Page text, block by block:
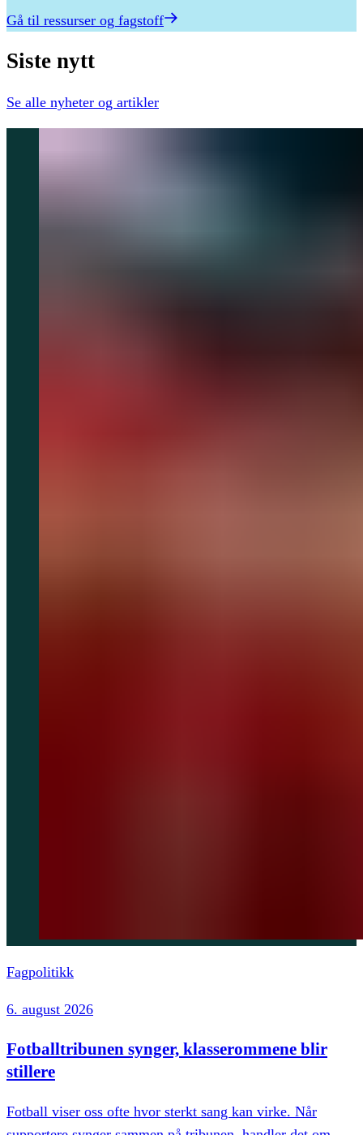
Gå til ressurser og fagstoff
Siste nytt
Se alle nyheter og artikler
Fagpolitikk
6. august 2026
Fotballtribunen synger, klasserommene blir
stillere
Fotball viser oss ofte hvor sterkt sang kan virke. Når